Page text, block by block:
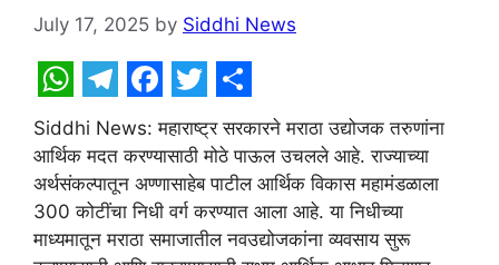
July 17, 2025 by Siddhi News
W
h
a
t
T
e
l
e
F
a
c
e
T
w
i
t
S
h
a
r
Siddhi News: महाराष्ट्र सरकारने मराठा उद्योजक तरुणांना
आर्थिक मदत करण्यासाठी मोठे पाऊल उचलले आहे. राज्याच्या
अर्थसंकल्पातून अण्णासाहेब पाटील आर्थिक विकास महामंडळाला
300 कोटींचा निधी वर्ग करण्यात आला आहे. या निधीच्या
माध्यमातून मराठा समाजातील नवउद्योजकांना व्यवसाय सुरू